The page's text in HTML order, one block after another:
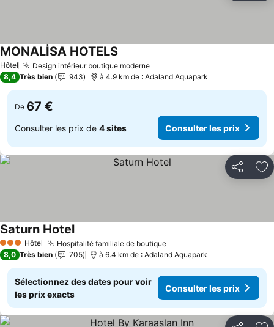
Hôtel Design intérieur boutique moderne
MONALİSA HOTELS
8,4 Très bien 943 à 4.9 km de : Adaland Aquapark
De 67 €
Consulter les prix de 4 sites Consulter les prix
Partager
3 ÉtoilesHôtel Hospitalité familiale de boutique
Saturn Hotel
8,0 Très bien 705 à 6.4 km de : Adaland Aquapark
Sélectionnez des dates pour voir
les prix exacts
Consulter les prix